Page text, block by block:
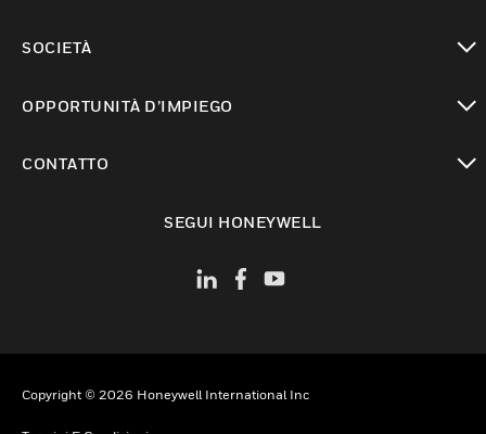
SOCIETÀ
OPPORTUNITÀ D’IMPIEGO
CONTATTO
SEGUI HONEYWELL
Copyright © 2026 Honeywell International Inc